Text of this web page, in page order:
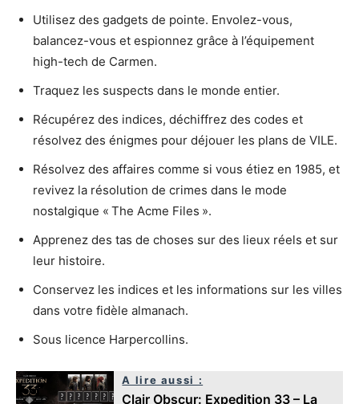
Utilisez des gadgets de pointe. Envolez-vous,
balancez-vous et espionnez grâce à l’équipement
high-tech de Carmen.
Traquez les suspects dans le monde entier.
Récupérez des indices, déchiffrez des codes et
résolvez des énigmes pour déjouer les plans de VILE.
Résolvez des affaires comme si vous étiez en 1985, et
revivez la résolution de crimes dans le mode
nostalgique « The Acme Files ».
Apprenez des tas de choses sur des lieux réels et sur
leur histoire.
Conservez les indices et les informations sur les villes
dans votre fidèle almanach.
Sous licence Harpercollins.
A lire aussi :
Clair Obscur: Expedition 33 – La